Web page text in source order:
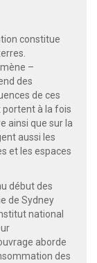
constitue
–
des
de ces
portent à la fois
ainsi que sur la
aussi les
et les espaces
début des
de Sydney
national
aborde
des